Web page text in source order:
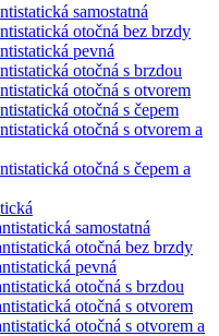
samostatná
otočná bez brzdy
pevná
otočná s brzdou
otočná s otvorem
otočná s čepem
otočná s otvorem a
otočná s čepem a
samostatná
otočná bez brzdy
pevná
otočná s brzdou
otočná s otvorem
otočná s otvorem a